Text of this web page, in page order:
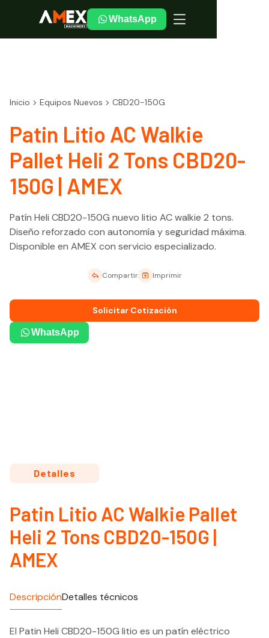
WhatsApp
Inicio Equipos Nuevos CBD20-150G
Patin Litio AC Walkie
Pallet Heli 2 Tons CBD20-
150G | AMEX
Patín Heli CBD20-150G nuevo litio AC walkie 2 tons.
Diseño reforzado con autonomía y seguridad máxima.
Disponible en AMEX con servicio especializado.
Compartir Imprimir
Solicitar Cotización
WhatsApp
Detalles
Patin Litio AC Walkie Pallet
Heli 2 Tons CBD20-150G |
AMEX
DescripciónDetalles técnicos
El Patin Heli CBD20-150G litio es un patín eléctrico